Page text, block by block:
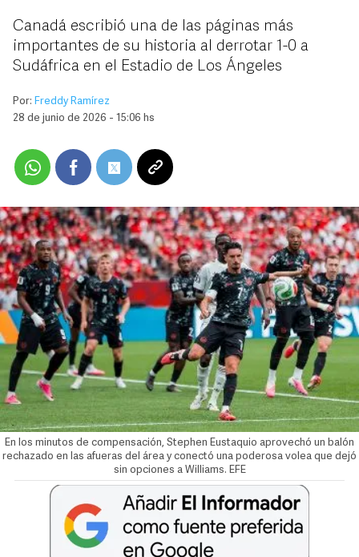
Canadá escribió una de las páginas más
importantes de su historia al derrotar 1-0 a
Sudáfrica en el Estadio de Los Ángeles
Por: Freddy Ramírez
28 de junio de 2026 - 15:06 hs
En los minutos de compensación, Stephen Eustaquio aprovechó un balón
rechazado en las afueras del área y conectó una poderosa volea que dejó
sin opciones a Williams. EFE